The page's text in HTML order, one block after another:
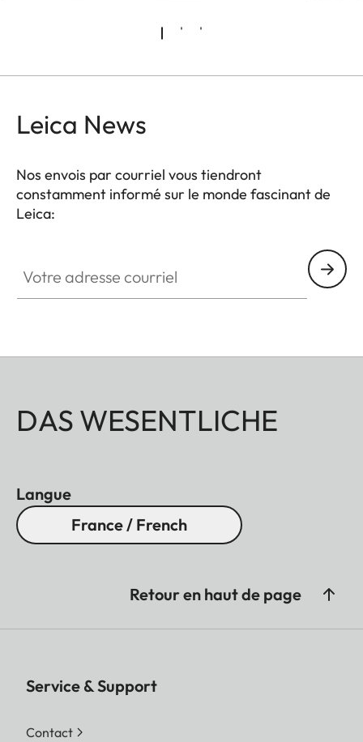
Leica News
Nos envois par courriel vous tiendront
constamment informé sur le monde fascinant de
Leica:
DAS WESENTLICHE
Langue
France / French
Retour en haut de page
Service & Support
Contact